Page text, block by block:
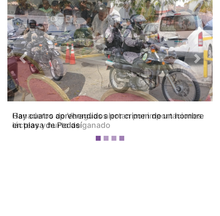
Ganaderos de Veraguas alertan por importaciones
lácteas y hurto de ganado
Previous Next